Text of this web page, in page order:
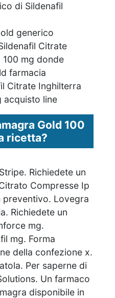
di Sildenafil
generico
Citrate
100 mg donde
farmacia
Citrate Inghilterra
acquisto line
Gold 100
ricetta?
Richiedete un
Compresse Ip
preventivo. Lovegra
Richiedete un
mg.
mg. Forma
della confezione x.
Per saperne di
Un farmaco
disponibile in